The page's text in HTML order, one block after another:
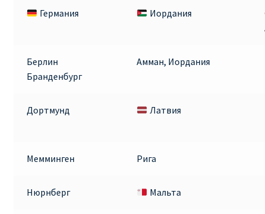
Германия Иордания
Берлин
Бранденбург
Амман, Иордания
Дортмунд Латвия
Мемминген Рига
Нюрнберг Мальта